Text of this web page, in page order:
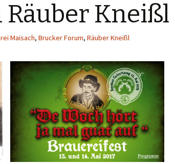
Kneißl
Maisach, Brucker Forum, Räuber Kneißl